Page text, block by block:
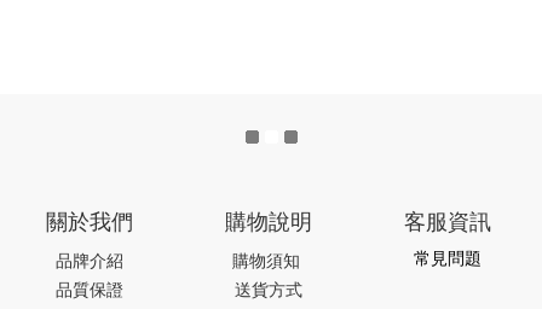
關於我們
品牌介紹
品質保證
購物說明
購物須知
送貨方式
客服資訊
常見問題